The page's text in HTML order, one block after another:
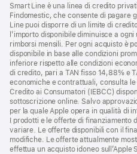
Smart Line è una linea di credito
Findomestic, che consente di pagare
Line puoi disporre di un limite di
l’importo disponibile diminuisce a
rimborsi mensili. Per ogni acquisto è
disponibile in base alle condizioni
inferiore rispetto alle condizioni
di credito, pari a TAN fisso 14,88% e
economiche e contrattuali, consulta le
Credito ai Consumatori (IEBCC)
sottoscrizione online. Salvo
per la quale Apple opera in qualità di
I prodotti e le offerte di finanziamento
variare. Le offerte disponibili con il
modifiche. Le offerte attualmente
effettua un acquisto idoneo sull’Apple